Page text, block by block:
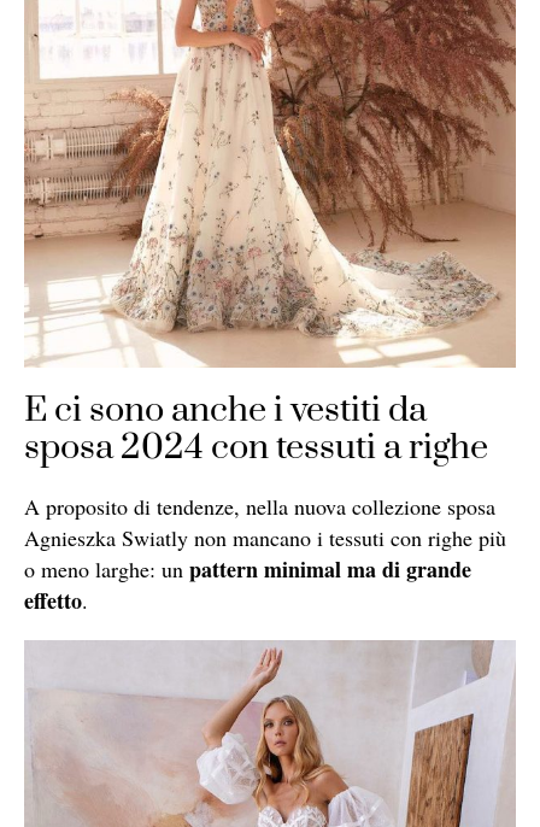
E ci sono anche i vestiti da
sposa 2024 con tessuti a righe
A proposito di tendenze, nella nuova collezione sposa
Agnieszka Swiatly non mancano i tessuti con righe più
o meno larghe: un pattern minimal ma di grande
effetto.